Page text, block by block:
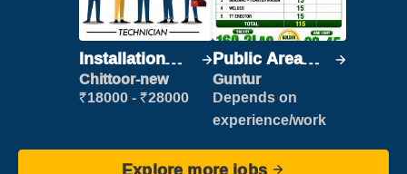
Installation
Engineer/
Helper
Chittoor-new
₹18000 - ₹28000
Public Area
Cleaner
Guntur
Depends on
experience/work